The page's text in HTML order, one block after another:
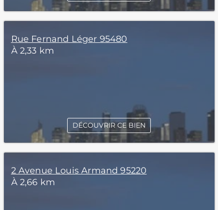
Rue Fernand Léger 95480
À 2,33 km
DÉCOUVRIR CE BIEN
2 Avenue Louis Armand 95220
À 2,66 km